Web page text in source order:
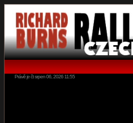
Právě je čt srpen 06, 2026 11:55